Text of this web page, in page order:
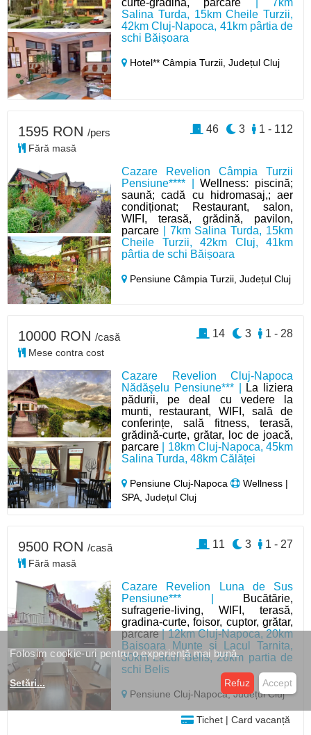
Salina Turda, 15km Cheile Turzii,
42km Cluj-Napoca, 41km pârtia de
schi Băișoara
Hotel** Câmpia Turzii,Județul Cluj
Cazare Revelion Câmpia Turzii
Pensiune**** |Wellness: piscină;
saună; cadă cu hidromasaj,; aer
condiționat; Restaurant, salon,
WIFI, terasă, grădină, pavilon,
parcare | 7km Salina Turda, 15km
Cheile Turzii, 42km Cluj, 41km
pârtia de schi Băișoara
Pensiune Câmpia Turzii,Județul Cluj
1595 RON /pers
Fără masă
1 - 112
3
46
Cazare Revelion Cluj-Napoca
Nădăşelu Pensiune*** |
La liziera
pădurii, pe deal cu vedere la
munti, restaurant, WIFI, sală de
conferințe, sală fitness, terasă,
grădină-curte, grătar, loc de joacă,
parcare | 18km Cluj-Napoca, 45km
Salina Turda, 48km Călăței
Pensiune Cluj-Napoca
Wellness |
SPA, Județul Cluj
10000 RON /casă
Mese contra cost
1 - 28
3
14
Cazare Revelion Luna de Sus
Pensiune*** |
Bucătărie,
sufragerie-living, WIFI, terasă,
gradina-curte, foisor, cuptor, grătar,
parcare| 12km Cluj-Napoca, 20km
Baisoara Munte si Lacul Tarnita,
30km Lacul Belis, 26km partia de
schi Belis
Pensiune Cluj-Napoca,Județul Cluj
Tichet | Card vacanță
9500 RON /casă
Fără masă
1 - 27
3
11
Folosim cookie-uri pentru o experiență mai bună.
Setări... Refuz Accept